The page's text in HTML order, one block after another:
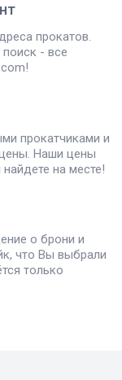
прокатов.
- все
прокатчиками и
Наши цены
на месте!
о брони и
что Вы выбрали
только